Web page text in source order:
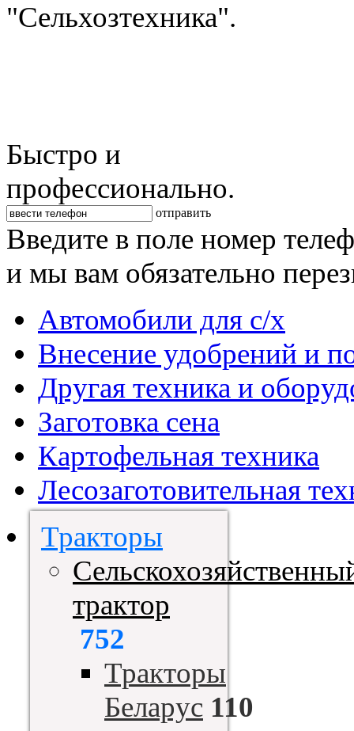
"Сельхозтехника".
Быстро и
профессионально.
отправить
Введите в поле номер
и мы вам обязательно
Автомобили для с/х
Внесение удобрений и
Другая техника и
Заготовка сена
Картофельная техника
Лесозаготовительная
Тракторы
трактор
752
Тракторы
Беларус 110